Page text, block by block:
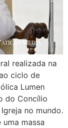
realizada na
ciclo de
Lumen
do Concílio
no mundo.
massa